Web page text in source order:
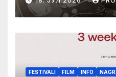
(autor-
Botoš 2022.
samizdat)
FESTIVALI FILM INFO